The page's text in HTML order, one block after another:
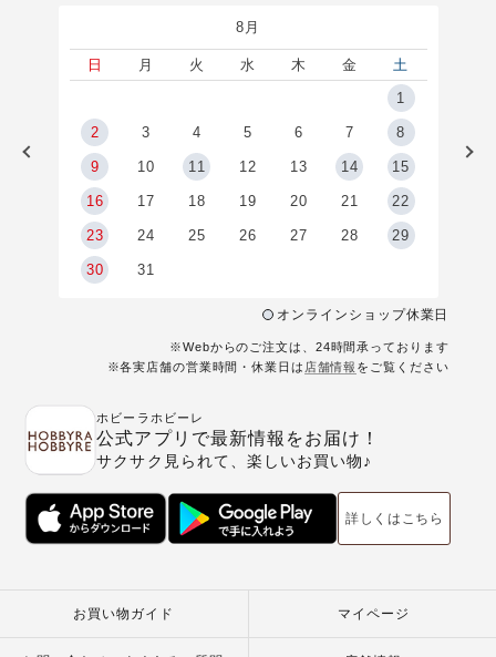
8月
日 月 火 水 木 金
土
1
2 3 4 5 6 7 8
9 10 11 12 13 14 15
16 17 18 19 20 21 22
23 24 25 26 27 28 29
30 31
オンラインショップ休業日
※Webからのご注文は、24時間承っております
※各実店舗の営業時間・休業日は 店舗情報 をご覧ください
ホビーラホビーレ
公式アプリで最新情報をお届け！
サクサク見られて、楽しいお買い物♪
詳しくはこちら
お買い物ガイド マイページ